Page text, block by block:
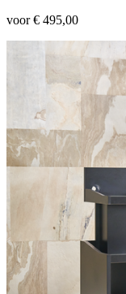
voor € 495,00